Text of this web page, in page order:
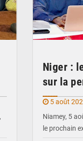
Niger :
sur la
5 août
Niamey, 5
le prochain